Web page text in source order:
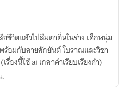
ชีวิตแล้วไปลืมตาตื่นในร่าง เด็กหนุ่ม
อมกับลายสักยันต์ โบราณและวิชา
องนี้ใช้ ai เกลาคำเรียบเรียงคำ)
.